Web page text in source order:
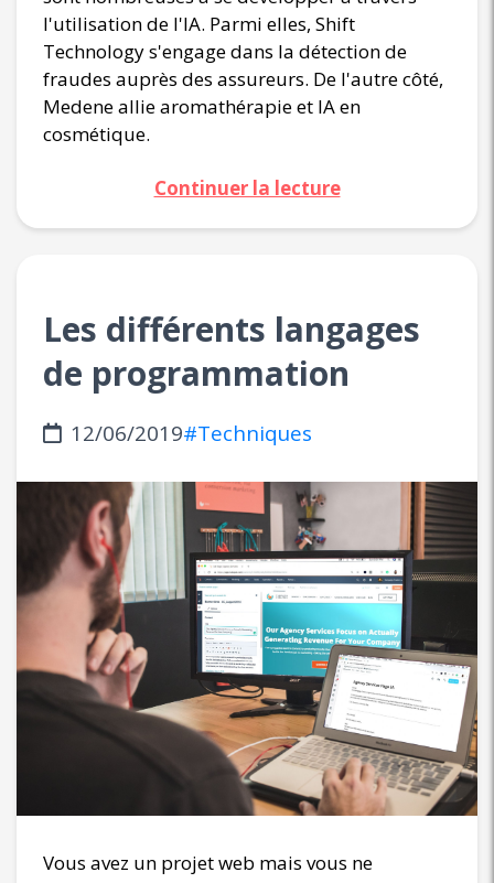
l'utilisation de l'IA. Parmi elles, Shift
Technology s'engage dans la détection de
fraudes auprès des assureurs. De l'autre côté,
Medene allie aromathérapie et IA en
cosmétique.
Continuer la lecture
Les différents langages
de programmation
12/06/2019#Techniques
Vous avez un projet web mais vous ne